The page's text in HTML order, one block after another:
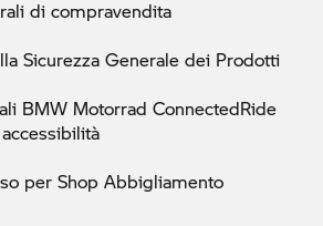
dicompravendita
Sicurezza Generale dei Prodotti
BMW Motorrad ConnectedRide
accessibilità
per ShopAbbigliamento